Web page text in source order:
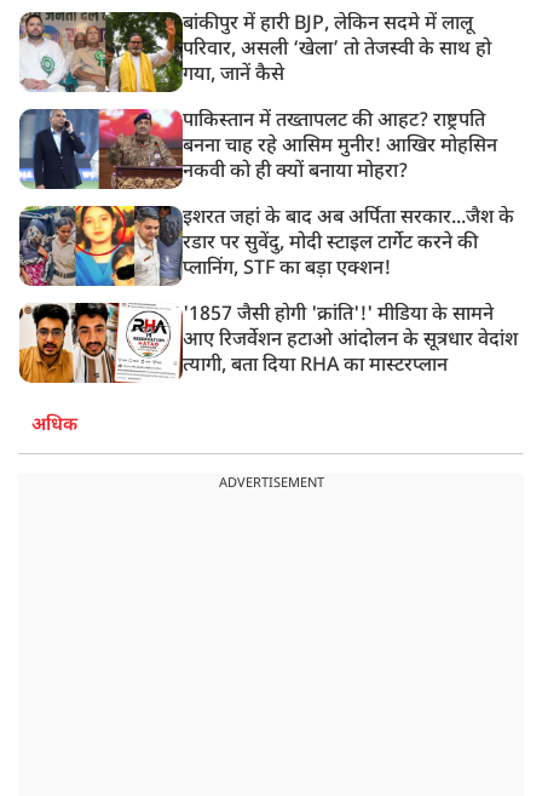
बांकीपुर में हारी BJP, लेकिन सदमे में लालू
परिवार, असली ‘खेला’ तो तेजस्वी के साथ हो
गया, जानें कैसे
पाकिस्तान में तख्तापलट की आहट? राष्ट्रपति
बनना चाह रहे आसिम मुनीर! आखिर मोहसिन
नकवी को ही क्यों बनाया मोहरा?
इशरत जहां के बाद अब अर्पिता सरकार...जैश के
रडार पर सुवेंदु, मोदी स्टाइल टार्गेट करने की
प्लानिंग, STF का बड़ा एक्शन!
'1857 जैसी होगी 'क्रांति'!' मीडिया के सामने
आए रिजर्वेशन हटाओ आंदोलन के सूत्रधार वेदांश
त्यागी, बता दिया RHA का मास्टरप्लान
अधिक
ADVERTISEMENT